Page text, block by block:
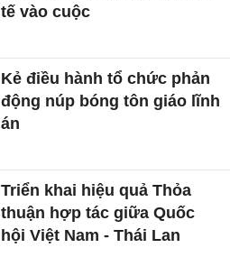
tế vào cuộc
Kẻ điều hành tổ chức phản
động núp bóng tôn giáo lĩnh
án
Triển khai hiệu quả Thỏa
thuận hợp tác giữa Quốc
hội Việt Nam - Thái Lan